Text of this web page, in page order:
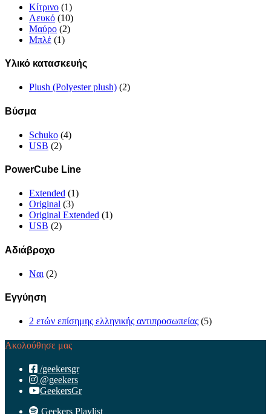
Κίτρινο (1)
Λευκό (10)
Μαύρο (2)
Μπλέ (1)
Υλικό κατασκευής
Plush (Polyester plush) (2)
Βύσμα
Schuko (4)
USB (2)
PowerCube Line
Extended (1)
Original (3)
Original Extended (1)
USB (2)
Αδιάβροχο
Ναι (2)
Εγγύηση
2 ετών επίσημης ελληνικής αντιπροσωπείας (5)
Ακολούθησε μας
/geekersgr
@geekers
GeekersGr
Geekers Playlist